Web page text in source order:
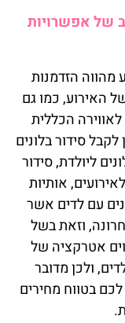
של אפשרויות
מהווה הזדמנות
האירוע, כמו גם
הכללית
סידור בלונים
ליולדת, סידור
אותיות
עם לדים אשר
וזאת בשל
אטרקציה של
ולכן מדובר
בטווח מחירים